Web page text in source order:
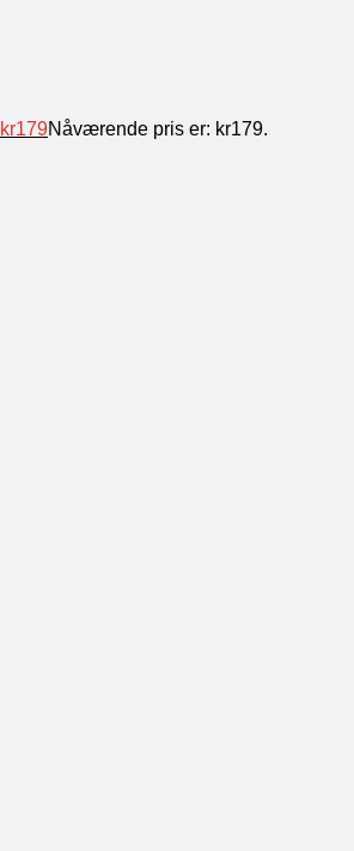
kr179Nåværende pris er: kr179.